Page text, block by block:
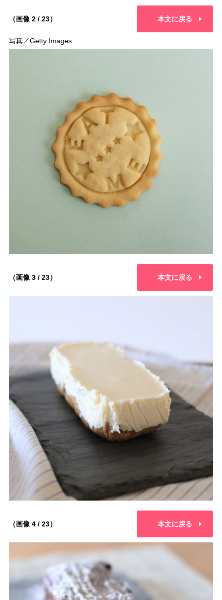
（画像 2 / 23） 本文に戻る
写真／Getty Images
（画像 3 / 23） 本文に戻る
（画像 4 / 23） 本文に戻る